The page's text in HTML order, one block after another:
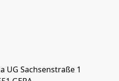
UG Sachsenstraße 1